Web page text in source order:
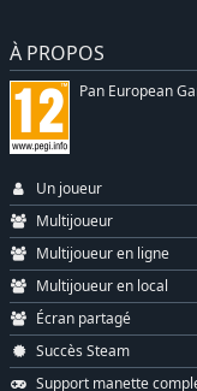
À PROPOS
Pan European
Un joueur
Multijoueur
Multijoueur en ligne
Multijoueur en local
Écran partagé
Succès Steam
Support manette